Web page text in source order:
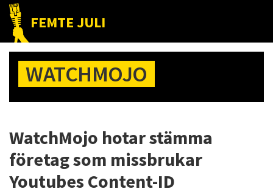
Hoppa
huvudnavigering
Hoppa
huvudinnehåll
Hoppa
det
primära
sidofältet
FEMTE JULI
Nätet
till
folket!
WATCHMOJO
WatchMojo hotar stämma
företag som missbrukar
Youtubes Content-ID